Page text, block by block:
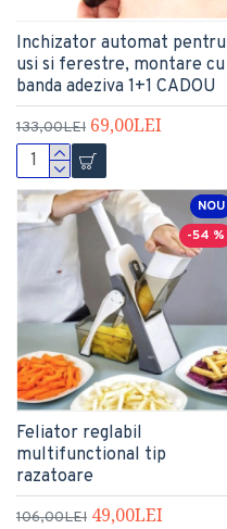
Inchizator automat pentru
usi si ferestre, montare cu
banda adeziva 1+1 CADOU
133,00LEI 69,00LEI
NOU
-54 %
Feliator reglabil
multifunctional tip
razatoare
106,00LEI 49,00LEI